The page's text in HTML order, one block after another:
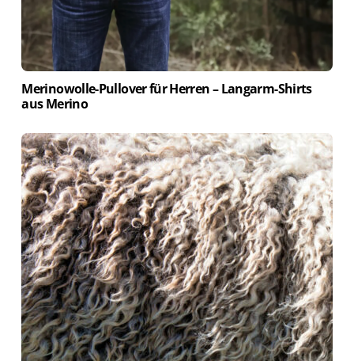
Merinowolle-Pullover für Herren – Langarm-Shirts
aus Merino